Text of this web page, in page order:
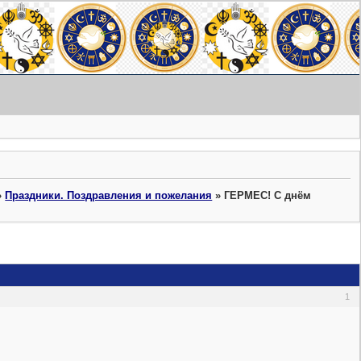
Праздники. Поздравления и пожелания »ГЕРМЕС! С днём
1